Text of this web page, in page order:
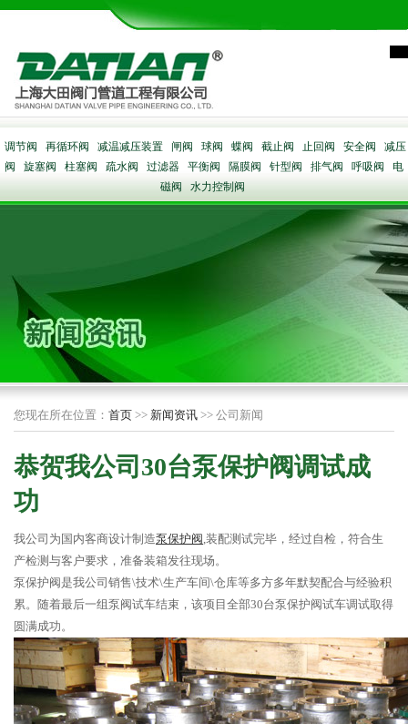
调节阀 再循环阀 减温减压装置 闸阀 球阀 蝶阀 截止阀 止回阀 安全阀
减压
阀
旋塞阀 柱塞阀 疏水阀 过滤器 平衡阀 隔膜阀 针型阀 排气阀 呼吸阀
电
磁阀
水力控制阀
您现在所在位置： 首页 >> 新闻资讯 >> 公司新闻
恭贺我公司30台泵保护阀调试成
功
我公司为国内客商设计制造泵保护阀,装配测试完毕，经过自检，符合生
产检测与客户要求，准备装箱发往现场。
泵保护阀是我公司销售\技术\生产车间\仓库等多方多年默契配合与经验积
累。随着最后一组泵阀试车结束，该项目全部30台泵保护阀试车调试取得
圆满成功。